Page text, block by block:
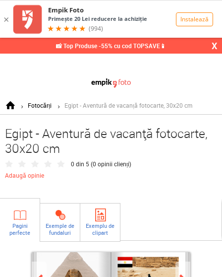
📸 Top Produse -55% cu cod TOPSAVE📱 X
Fotocărți Egipt - Aventură de vacanță fotocarte, 30x20 cm
Egipt - Aventură de vacanță fotocarte,
30x20 cm
0 din 5 (0 opinii clienți)
Adaugă opinie
Pagini
perfecte
Exemple de
fundaluri
Exemplu de
clipart